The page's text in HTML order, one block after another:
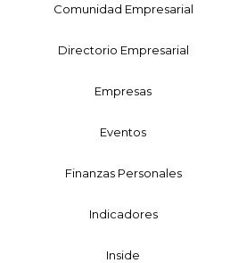
Comunidad Empresarial
Directorio Empresarial
Empresas
Eventos
Finanzas Personales
Indicadores
Inside